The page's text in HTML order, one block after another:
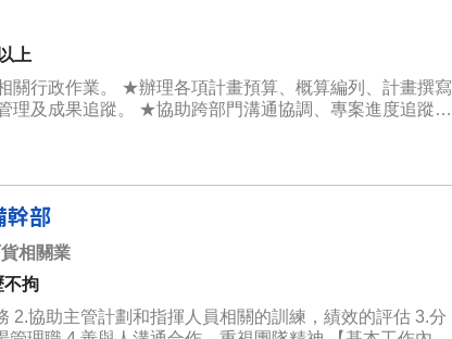
上
關行政作業。 ★辦理各項計畫預算、概算編列、計畫撰寫
及成果追蹤。 ★協助跨部門溝通協調、專案進度追蹤及
幹部
相關業
不拘
2.協助主管計劃和指揮人員相關的訓練，績效的評估 3.分